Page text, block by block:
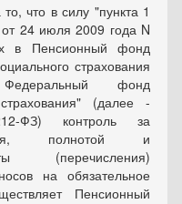
что в силу "пункта 1
24 июля 2009 года N
в Пенсионный фонд
страхования
фонд
(далее -
ФЗ) контроль за
полнотой и
(перечисления)
на обязательное
Пенсионный